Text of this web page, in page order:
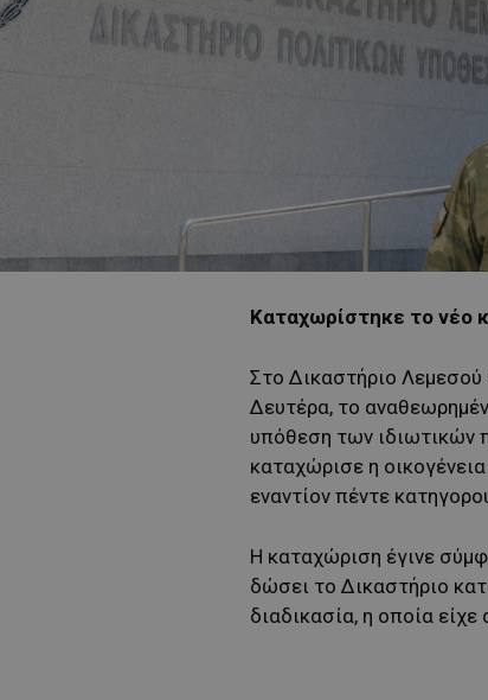
Καταχωρίστηκε το νέο
Στο Δικαστήριο
Δευτέρα, το
υπόθεση των ιδιωτικών
καταχώρισε η
εναντίον πέντε
Η καταχώριση έγινε
δώσει το Δικαστήριο
διαδικασία, η οποία είχε